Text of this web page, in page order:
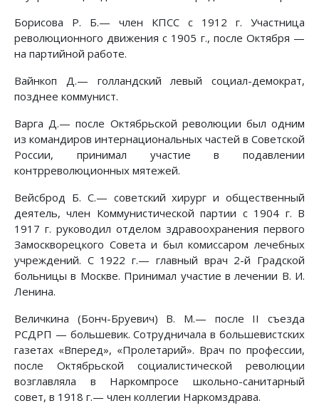
Борисова Р. Б.— член КПСС с 1912 г. Участница
революционного движения с 1905 г., после Октября —
на партийной работе.
Вайнкоп Д.— голландский левый социал-демократ,
позднее коммунист.
Варга Д.— после Октябрьской революции был одним
из командиров интернациональных частей в Советской
России, принимал участие в подавлении
контрреволюционных мятежей.
Вейсброд Б. С.— советский хирург и общественный
деятель, член Коммунистической партии с 1904 г. В
1917 г. руководил отделом здравоохранения первого
Замоскворецкого Совета и был комиссаром лечебных
учреждений. С 1922 г.— главный врач 2-й Градской
больницы в Москве. Принимал участие в лечении В. И.
Ленина.
Величкина (Бонч-Бруевич) В. М.— после II съезда
РСДРП — большевик. Сотрудничала в большевистских
газетах «Вперед», «Пролетарий». Врач по профессии,
после Октябрьской социалистической революции
возглавляла в Наркомпросе школьно-санитарный
совет, в 1918 г.— член коллегии Наркомздрава.